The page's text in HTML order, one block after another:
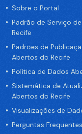
Sobre o Portal
Padrão de Serviço
Recife
Padrões de
Abertos do Recife
Política de Dados
Sistemática de
Abertos do Recife
Visualizações de
Perguntas Frequentes